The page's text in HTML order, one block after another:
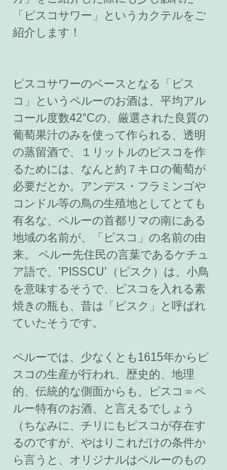
「ピスコサワー」というカクテルをご
紹介します！
ピスコサワーのベースとなる「ピス
コ」というペルーのお酒は、平均アル
コール度数42°Cの、厳選された良質の
葡萄果汁のみを使って作られる、透明
の蒸留酒で、１リットルのピスコを作
るためには、なんと約７キロの葡萄が
必要だとか。アンデス・フラミンゴや
コンドル等の鳥の生殖地としてとても
有名な、ペルーの首都リマの南にある
地域の名前が、「ピスコ」の名前の由
来。 ペルー先住民の言葉であるケチュ
ア語で、’PISSCU’（ピスク）は、小鳥
を意味するそうで、ピスコを入れる素
焼きの瓶も、昔は「ピスク」と呼ばれ
ていたそうです。
ペルーでは、少なくとも1615年からピ
スコの生産が行われ、歴史的、地理
的、伝統的な側面からも、ピスコ＝ペ
ルー特有のお酒、と言えるでしょう
（ちなみに、チリにもピスコが存在す
るのですが、やはりこれだけの条件か
ら言うと、オリジナルはペルーのもの